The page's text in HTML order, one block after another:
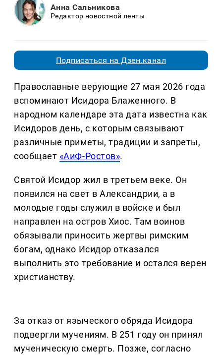
Анна Сальникова
Редактор новостной ленты
Подписаться на Дзен.канал
Православные верующие 27 мая 2026 года
вспоминают Исидора Блаженного. В
народном календаре эта дата известна как
Исидоров день, с которым связывают
различные приметы, традиции и запреты,
сообщает «АиФ-Ростов».
Святой Исидор жил в третьем веке. Он
появился на свет в Александрии, а в
молодые годы служил в войске и был
направлен на остров Хиос. Там воинов
обязывали приносить жертвы римским
богам, однако Исидор отказался
выполнить это требование и остался верен
христианству.
За отказ от языческого обряда Исидора
подвергли мучениям. В 251 году он принял
мученическую смерть. Позже, согласно